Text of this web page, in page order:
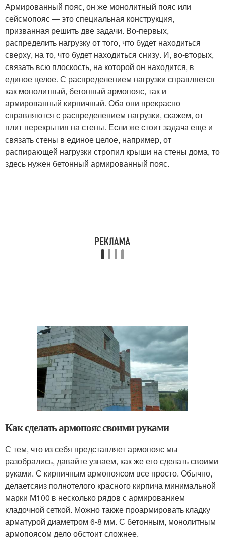
Армированный пояс, он же монолитный пояс или
сейсмопояс — это специальная конструкция,
призванная решить две задачи. Во-первых,
распределить нагрузку от того, что будет находиться
сверху, на то, что будет находиться снизу. И, во-вторых,
связать всю плоскость, на которой он находится, в
единое целое. С распределением нагрузки справляется
как монолитный, бетонный армопояс, так и
армированный кирпичный. Оба они прекрасно
справляются с распределением нагрузки, скажем, от
плит перекрытия на стены. Если же стоит задача еще и
связать стены в единое целое, например, от
распирающей нагрузки стропил крыши на стены дома, то
здесь нужен бетонный армированный пояс.
Как сделать армопояс своими руками
С тем, что из себя представляет армопояс мы
разобрались, давайте узнаем, как же его сделать своими
руками. С кирпичным армопоясом все просто. Обычно,
делаетсяиз полнотелого красного кирпича минимальной
марки М100 в несколько рядов с армированием
кладочной сеткой. Можно также проармировать кладку
арматурой диаметром 6-8 мм. С бетонным, монолитным
армопоясом дело обстоит сложнее.